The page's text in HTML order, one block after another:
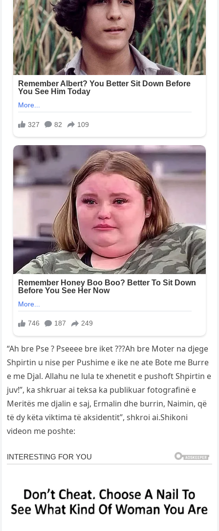
“Ah bre Pse ? Pseeee bre iket ???Ah bre Moter na djege
Shpirtin u nise per Pushime e ike ne ate Bote me Burre
e me Djal. Allahu ne lula te xhenetit e pushoft Shpirtin e
juv!”, ka shkruar ai teksa ka publikuar fotografinë e
Meritës me djalin e saj, Ermalin dhe burrin, Naimin, që
të dy këta viktima të aksidentit”, shkroi ai.Shikoni
videon me poshte: